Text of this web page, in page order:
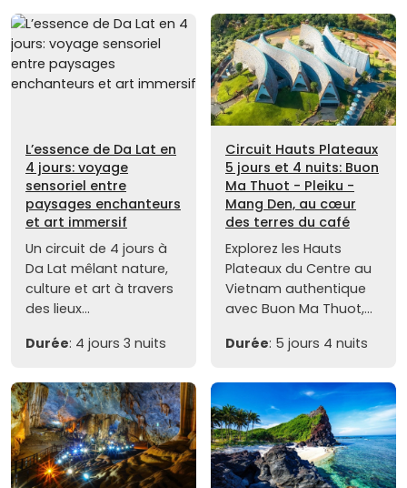
L’essence de Da Lat en
4 jours: voyage
sensoriel entre
paysages enchanteurs
et art immersif
Un circuit de 4 jours à
Da Lat mêlant nature,
culture et art à travers
des lieux...
Durée: 4 jours 3 nuits
Circuit Hauts Plateaux
5 jours et 4 nuits: Buon
Ma Thuot - Pleiku -
Mang Den, au cœur
des terres du café
Explorez les Hauts
Plateaux du Centre au
Vietnam authentique
avec Buon Ma Thuot,...
Durée: 5 jours 4 nuits